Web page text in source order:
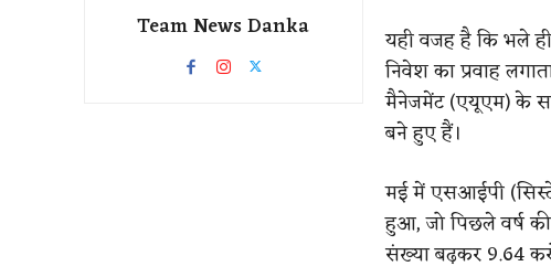
Team News Danka
यही वजह है कि भले
निवेश का प्रवाह
मैनेजमेंट (एयूएम) के
बने हुए हैं।
मई में एसआईपी
हुआ, जो पिछले वर्ष
संख्या बढ़कर 9.64